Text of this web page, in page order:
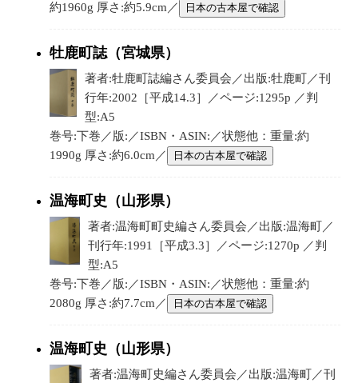
約1960g 厚さ:約5.9cm／
日本の古本屋で確認
牡鹿町誌（宮城県）
著者:牡鹿町誌編さん委員会／出版:牡鹿町／刊
行年:2002［平成14.3］／ページ:1295p ／判
型:A5
巻号:下巻／版:／ISBN・ASIN:／状態他：重量:約
1990g 厚さ:約6.0cm／
日本の古本屋で確認
温海町史（山形県）
著者:温海町町史編さん委員会／出版:温海町／
刊行年:1991［平成3.3］／ページ:1270p ／判
型:A5
巻号:下巻／版:／ISBN・ASIN:／状態他：重量:約
2080g 厚さ:約7.7cm／
日本の古本屋で確認
温海町史（山形県）
著者:温海町史編さん委員会／出版:温海町／刊